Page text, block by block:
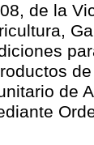
de la
de